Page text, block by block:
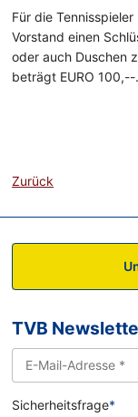
Für die
Vorstand einen
oder auch Duschen
beträgt EURO 100,--.
Zurück
TVB
Sicherheitsfrage*